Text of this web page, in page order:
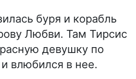
буря и корабль
Любви. Там Тирсис
девушку по
влюбился в нее.